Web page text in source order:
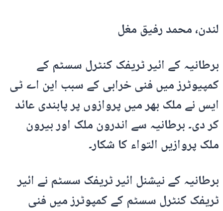
لندن، محمد رفیق مغل
برطانیہ کے ائیر ٹریفک کنٹرل سسٹم کے
کمپیوٹرز میں فنی خرابی کے سبب این اے ٹی
ایس نے ملک بھر میں پروازوں پر پابندی عائد
کر دی۔ برطانیہ سے اندرون ملک اور بیرون
ملک پروازیں التواء کا شکار۔
برطانیہ کے نیشنل ائیر ٹریفک سسٹم نے ائیر
ٹریفک کنٹرل سسٹم کے کمپوٹرز میں فنی